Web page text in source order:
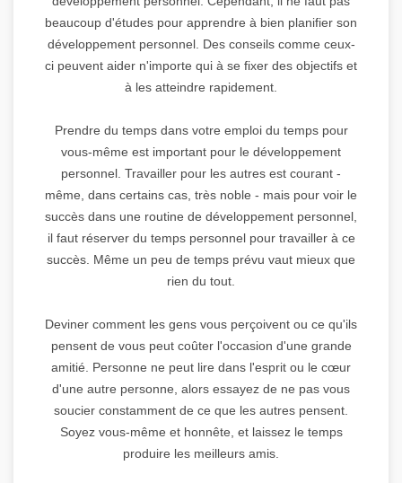
beaucoup d'études pour apprendre à bien planifier son
développement personnel. Des conseils comme ceux-
ci peuvent aider n'importe qui à se fixer des objectifs et
à les atteindre rapidement.
Prendre du temps dans votre emploi du temps pour
vous-même est important pour le développement
personnel. Travailler pour les autres est courant -
même, dans certains cas, très noble - mais pour voir le
succès dans une routine de développement personnel,
il faut réserver du temps personnel pour travailler à ce
succès. Même un peu de temps prévu vaut mieux que
rien du tout.
Deviner comment les gens vous perçoivent ou ce qu'ils
pensent de vous peut coûter l'occasion d'une grande
amitié. Personne ne peut lire dans l'esprit ou le cœur
d'une autre personne, alors essayez de ne pas vous
soucier constamment de ce que les autres pensent.
Soyez vous-même et honnête, et laissez le temps
produire les meilleurs amis.